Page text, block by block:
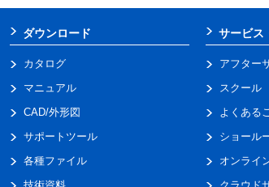
ダウンロード
カタログ
マニュアル
CAD/外形図
サポートツール
各種ファイル
サービス
アフター
スクール
よくある
ショール
オンライ